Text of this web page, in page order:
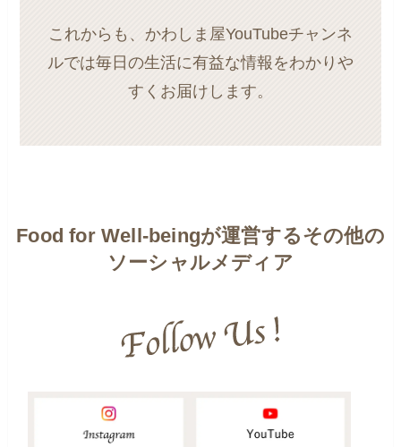
これからも、かわしま屋YouTubeチャンネ
ルでは毎日の生活に有益な情報をわかりや
すくお届けします。
Food for Well-beingが運営するその他の
ソーシャルメディア